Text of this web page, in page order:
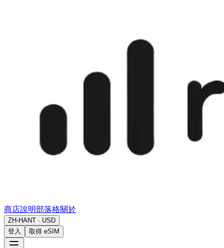
商店說明部落格關於
ZH-HANT · USD
登入
取得 eSIM